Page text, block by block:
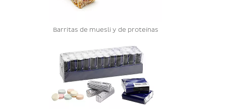
Barritas de muesli y de proteínas